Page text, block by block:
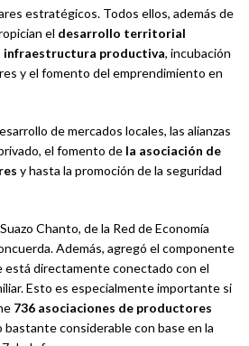
estratégicos. Todos ellos, además de
el desarrollo territorial
infraestructura productiva, incubación
y el fomento del emprendimiento en
de mercados locales, las alianzas
el fomento de la asociación de
y hasta la promoción de la seguridad
Chanto, de la Red de Economía
Además, agregó el componente
está directamente conectado con el
Esto es especialmente importante si
736 asociaciones de productores
bastante considerable con base en la